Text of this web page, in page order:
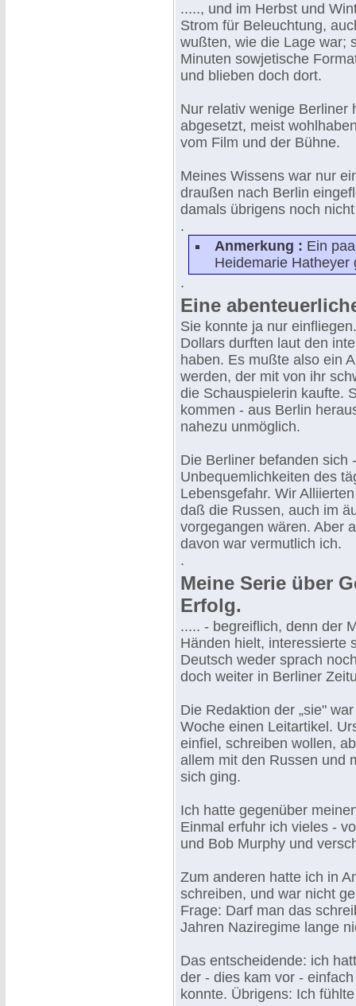
....., und im Herbst und
Strom für Beleuchtung,
wußten, wie die Lage war;
Minuten sowjetische
und blieben doch dort.
Nur relativ wenige Berliner
abgesetzt, meist
vom Film und der Bühne.
Meines Wissens war nur
draußen nach Berlin
damals übrigens noch
.
Anmerkung : Ein
Heidemarie Hatheyer
.
Eine
Sie konnte ja nur
Dollars durften laut den
haben. Es mußte also ein
werden, der mit von ihr
die Schauspielerin kaufte.
kommen - aus Berlin
nahezu unmöglich.
Die Berliner befanden sich
Unbequemlichkeiten des
Lebensgefahr. Wir
daß die Russen, auch im
vorgegangen wären. Aber
davon war vermutlich ich.
.
Meine Serie über
Erfolg.
..... - begreiflich, denn der
Händen hielt, interessierte
Deutsch weder sprach
doch weiter in Berliner
Die Redaktion der „sie"
Woche einen Leitartikel.
einfiel, schreiben wollen,
allem mit den Russen und
sich ging.
Ich hatte gegenüber
Einmal erfuhr ich vieles -
und Bob Murphy und
Zum anderen hatte ich in
schreiben, und war nicht
Frage: Darf man das
Jahren Naziregime lange
Das entscheidende: ich
der - dies kam vor -
konnte. Übrigens: Ich